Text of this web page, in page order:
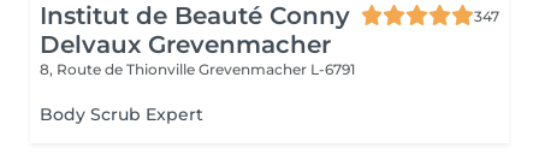
Institut de Beauté Conny
Delvaux Grevenmacher
347
8, Route de Thionville Grevenmacher L-6791
Body Scrub Expert